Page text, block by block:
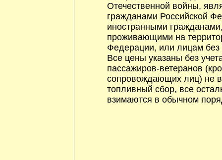
Отечественной войны,
гражданами Российской
иностранными
проживающими на
Федерации, или лицам без
Все цены указаны без
пассажиров-ветеранов
сопровождающих лиц) не
топливный сбор, все
взимаются в обычном